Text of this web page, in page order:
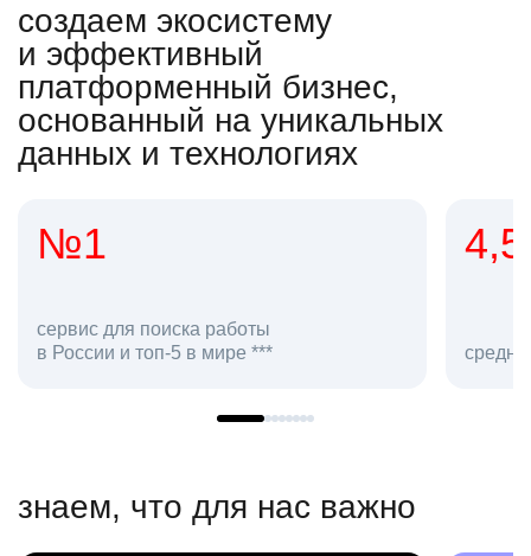
создаем экосистему
и эффективный
платформенный бизнес,
основанный на уникальных
данных и технологиях
4,5
средняя оценка hh.ru как работодателя **
в
знаем, что для нас важно